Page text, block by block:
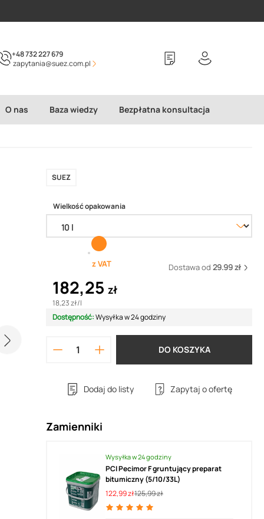
+48 732 227 679
zapytania@suez.com.pl
O nas Baza wiedzy Bezpłatna konsultacja
SUEZ
Wielkość opakowania
z VAT Dostawa od 29.99 zł
182,25 zł
18,23 zł/l
Dostępność:Wysyłka w 24 godziny
DO KOSZYKA
Dodaj do listy Zapytaj o ofertę
Zamienniki
Wysyłka w 24 godziny
PCI Pecimor F gruntujący preparat
bitumiczny (5/10/33L)
122,99 zł125,99 zł